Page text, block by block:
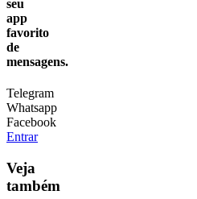
seu
app
favorito
de
mensagens.
Telegram
Whatsapp
Facebook
Entrar
Veja
também